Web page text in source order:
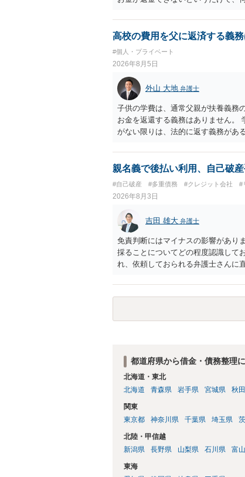
を述べた場合は、捜査はあるかもし
しなさいよ」程度の注意で済むこと
高校の費用を父に返済する義
#個人・プライベート
2026年8月5日
外山 大地 弁護士
子供の学費は、通常父親が扶養義務
お金を返還する義務はありません。
がない限りは、法的に返す義務があ
親名義で後払い利用、自己破
#自己破産 #多重債務 #クレジット会社 #
2026年8月3日
吉田 雄大 弁護士
免責判断にはマイナスの影響があり
採ることについてどの程度認識して
れ、依頼しておられる弁護士さんに
都道府県から借金・債務整理
北海道・東北
北海道
青森県 岩手県 宮城県 秋
関東
東京都
神奈川県 千葉県 埼玉県
北陸・甲信越
新潟県
長野県 山梨県 石川県 富
東海